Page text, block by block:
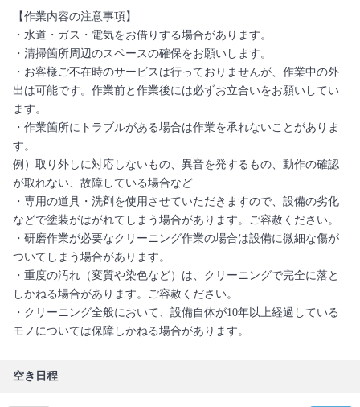
【作業内容の注意事項】
・水道・ガス・電気をお借りする場合があります。
・清掃箇所周辺のスペースの確保をお願いします。
・お客様ご不在時のサービスは行っておりませんが、作業中の外
出は可能です。作業前と作業後には必ずお立合いをお願いしてい
ます。
・作業箇所にトラブルがある場合は作業を承れないことがありま
す。
例）取り外しに対応しないもの、異音を発するもの、動作の確認
が取れない、故障している場合など
・専用の道具・洗剤を使用させていただきますので、設備の劣化
などで塗装がはがれてしまう場合があります。ご容赦ください。
・研磨作業が必要なクリーニング作業の場合は設備に微細な傷が
ついてしまう場合があります。
・重度の汚れ（変質や染色など）は、クリーニングで完全に落と
しかねる場合があります。ご容赦ください。
・クリーニング全般において、設備自体が10年以上経過している
モノについては保障しかねる場合があります。
空き日程